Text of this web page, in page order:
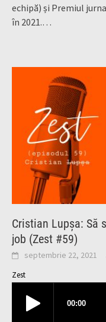
echipă) și Premiul
în 2021.…
Cristian Lupșa: Să
job (Zest #59)
septembrie 22, 2021
Zest